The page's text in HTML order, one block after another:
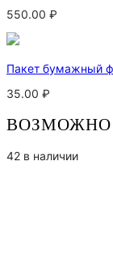
550.00 ₽
Пакет бумажный
35.00 ₽
ВОЗМОЖНО
42 в наличии